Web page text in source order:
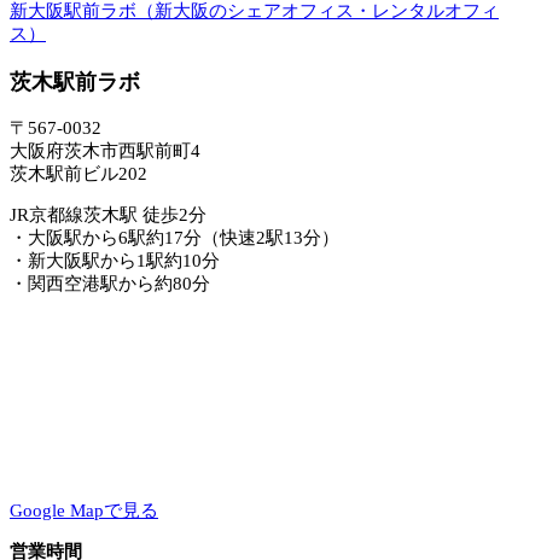
新大阪駅前ラボ（新大阪のシェアオフィス・レンタルオフィ
ス）
茨木駅前ラボ
〒567-0032
大阪府茨木市西駅前町4
茨木駅前ビル202
JR京都線茨木駅 徒歩2分
・大阪駅から6駅約17分（快速2駅13分）
・新大阪駅から1駅約10分
・関西空港駅から約80分
Google Mapで見る
営業時間